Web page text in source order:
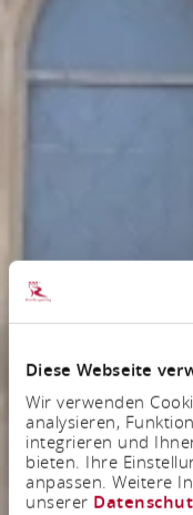
Diese Webseite
Wir verwenden
analysieren,
integrieren und
bieten. Ihre
anpassen. Weitere
unserer